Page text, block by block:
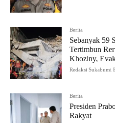
Berita
Sebanyak 59
Tertimbun
Khoziny,
Redaksi Sukabumi
Berita
Presiden
Rakyat